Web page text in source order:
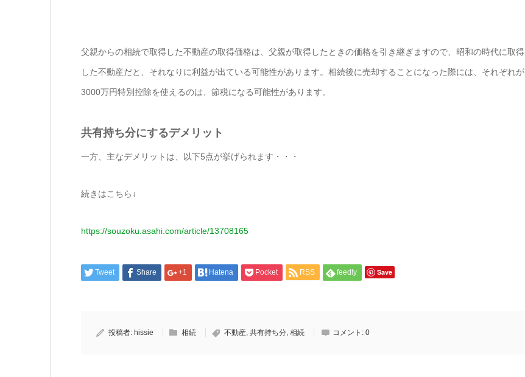
父親からの相続で取得した不動産の取得価格は、父親が取得したときの価格を引き継ぎますので、昭和の時代に取得
した不動産だと、それなりに利益が出ている可能性があります。相続後に売却することになった際には、それぞれが
3000万円特別控除を使えるのは、節税になる可能性があります。
共有持ち分にするデメリット
一方、主なデメリットは、以下5点が挙げられます・・・
続きはこちら↓
https://souzoku.asahi.com/article/13708165
Tweet Share +1 Hatena Pocket RSS feedly Save
投稿者: hissie 相続 不動産, 共有持ち分, 相続 コメント: 0